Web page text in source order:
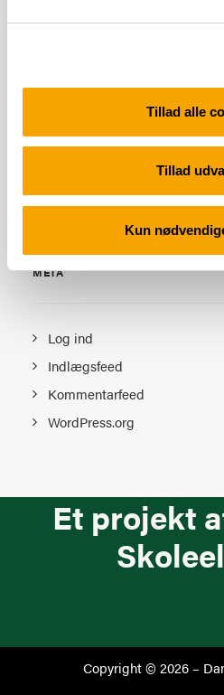
Tillad alle
Tillad
Kun
KATEGORIER
Ingen kategorier
META
Log ind
Indlægsfeed
Kommentarfeed
WordPress.org
Et projekt
Copyright © 2026 –